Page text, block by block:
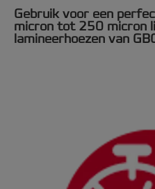
Gebruik voor een
micron tot 250 micron
lamineerhoezen van